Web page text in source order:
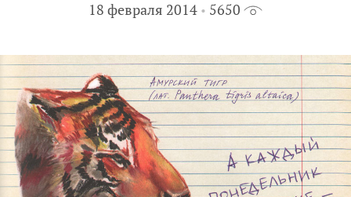
18 февраля 2014 5650